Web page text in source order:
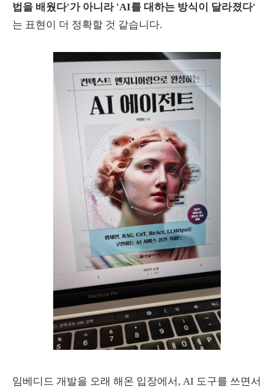
법을 배웠다'가 아니라 'AI를 대하는 방식이 달라졌다'
는 표현이 더 정확할 것 같습니다.
임베디드 개발을 오래 해온 입장에서, AI 도구를 쓰면서